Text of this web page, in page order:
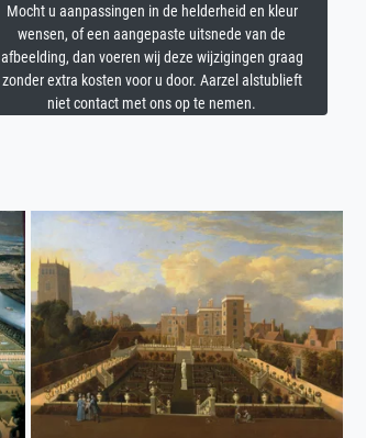
Mocht u aanpassingen in de helderheid en kleur
wensen, of een aangepaste uitsnede van de
afbeelding, dan voeren wij deze wijzigingen graag
zonder extra kosten voor u door. Aarzel alstublieft
niet contact met ons op te nemen.